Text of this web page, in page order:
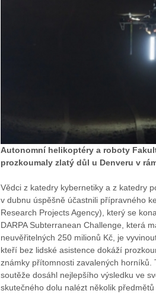
Autonomní helikoptéry a roboty
prozkoumaly zlatý důl u Denveru v
Vědci z katedry kybernetiky a z katedry
v dubnu úspěšně účastnili přípravného
Research Projects Agency), který se
DARPA Subterranean Challenge, která
neuvěřitelných 250 milionů Kč, je
kteří bez lidské asistence dokáží
známky přítomnosti zavalených horníků.
soutěže dosáhl nejlepšího výsledku ve
skutečného dolu nalézt několik